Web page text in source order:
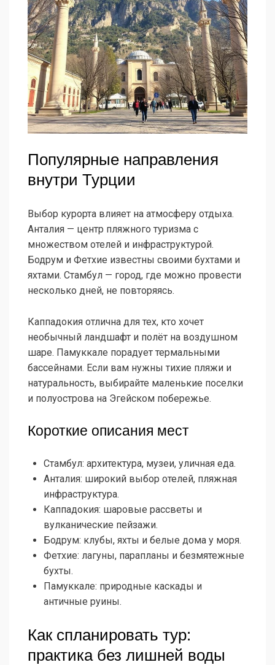
Популярные направления
внутри Турции
Выбор курорта влияет на атмосферу отдыха.
Анталия — центр пляжного туризма с
множеством отелей и инфраструктурой.
Бодрум и Фетхие известны своими бухтами и
яхтами. Стамбул — город, где можно провести
несколько дней, не повторяясь.
Каппадокия отлична для тех, кто хочет
необычный ландшафт и полёт на воздушном
шаре. Памуккале порадует термальными
бассейнами. Если вам нужны тихие пляжи и
натуральность, выбирайте маленькие поселки
и полуострова на Эгейском побережье.
Короткие описания мест
Стамбул: архитектура, музеи, уличная еда.
Анталия: широкий выбор отелей, пляжная
инфраструктура.
Каппадокия: шаровые рассветы и
вулканические пейзажи.
Бодрум: клубы, яхты и белые дома у моря.
Фетхие: лагуны, парапланы и безмятежные
бухты.
Памуккале: природные каскады и
античные руины.
Как спланировать тур:
практика без лишней воды